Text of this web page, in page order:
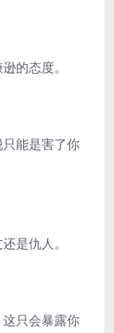
的态度。
能是害了你
是仇人。
只会暴露你